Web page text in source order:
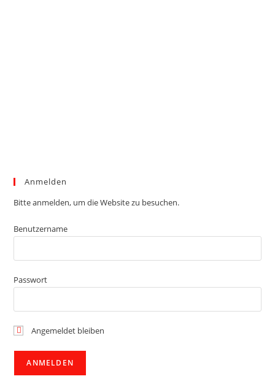
Anmelden
Bitte anmelden, um die Website zu besuchen.
Benutzername
Passwort
Angemeldet bleiben